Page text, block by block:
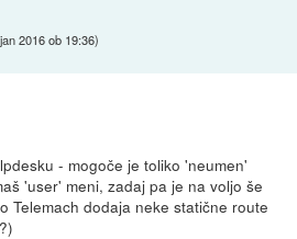
2016 ob 19:36)
- mogoče je toliko 'neumen'
'user' meni, zadaj pa je na voljo še
Telemach dodaja neke statične route